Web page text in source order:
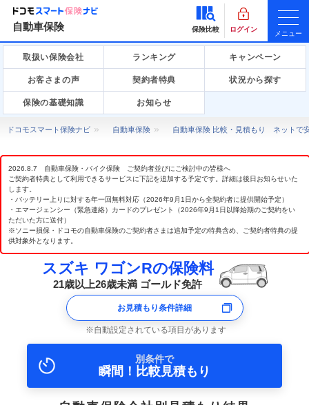
自動車保険 保険比較 ログイン
メニュー
取扱い保険会社 ランキング キャンペーン
お客さまの声 契約者特典 状況から探す
保険の基礎知識 お知らせ
ドコモスマート保険ナビ 自動車保険 自動車保険 比較・見積もり ネットで
2026.8.7 自動車保険・バイク保険 ご契約者並びにご検討中の皆様へ
ご契約者特典として利用できるサービスに下記を追加する予定です。詳細は後日お知らせいた
します。
・バッテリー上りに対する年一回無料対応（2026年9月1日から全契約者に提供開始予定）
・エマージェンシー（緊急連絡）カードのプレゼント（2026年9月1日以降始期のご契約をい
ただいた方に送付）
※ソニー損保・ドコモの自動車保険のご契約者さまは追加予定の特典含め、ご契約者特典の提
供対象外となります。
スズキ ワゴンRの保険料
21歳以上26歳未満 ゴールド免許
お見積もり条件詳細
自動設定されている項目があります
別条件で
瞬間！比較見積もり